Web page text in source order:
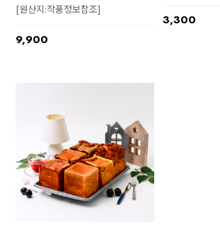
[원산지:작품정보참조]
9,900
3,300